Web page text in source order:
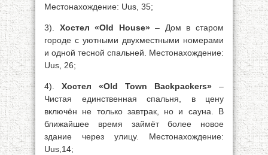
Местонахождение: Uus, 35;
3). Хостел «Old House»– Дом в старом
городе с уютными двухместными номерами
и одной тесной спальней. Местонахождение:
Uus, 26;
4). Хостел «Old Town Backpackers» –
Чистая единственная спальня, в цену
включён не только завтрак, но и сауна. В
ближайшее время займёт более новое
здание через улицу. Местонахождение:
Uus,14;